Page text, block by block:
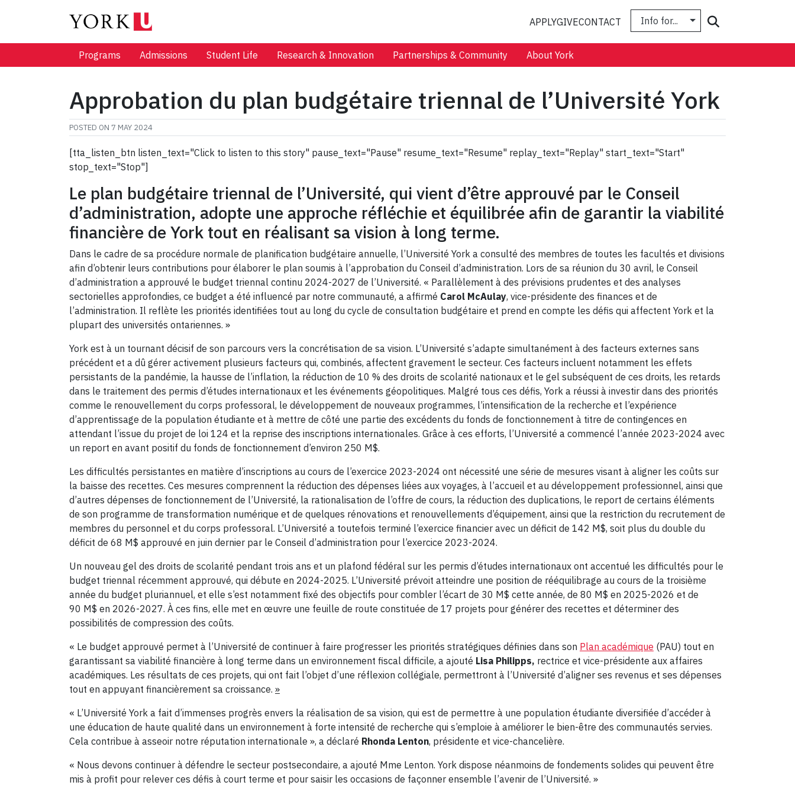
APPLYGIVECONTACT Info for...
Programs Admissions Student Life Research & Innovation Partnerships & Community About York
Approbation du plan budgétaire triennal de l’Université York
POSTED ON 7 MAY 2024
[tta_listen_btn listen_text="Click to listen to this story" pause_text="Pause" resume_text="Resume" replay_text="Replay" start_text="Start"
stop_text="Stop"]
Le plan budgétaire triennal de l’Université, qui vient d’être approuvé par le Conseil
d’administration, adopte une approche réfléchie et équilibrée afin de garantir la viabilité
financière de York tout en réalisant sa vision à long terme.
Dans le cadre de sa procédure normale de planification budgétaire annuelle, l’Université York a consulté des membres de toutes les facultés et divisions
afin d’obtenir leurs contributions pour élaborer le plan soumis à l’approbation du Conseil d’administration. Lors de sa réunion du 30 avril, le Conseil
d’administration a approuvé le budget triennal continu 2024-2027 de l’Université. « Parallèlement à des prévisions prudentes et des analyses
sectorielles approfondies, ce budget a été influencé par notre communauté, a affirmé Carol McAulay, vice-présidente des finances et de
l’administration. Il reflète les priorités identifiées tout au long du cycle de consultation budgétaire et prend en compte les défis qui affectent York et la
plupart des universités ontariennes. »
York est à un tournant décisif de son parcours vers la concrétisation de sa vision. L’Université s’adapte simultanément à des facteurs externes sans
précédent et a dû gérer activement plusieurs facteurs qui, combinés, affectent gravement le secteur. Ces facteurs incluent notamment les effets
persistants de la pandémie, la hausse de l’inflation, la réduction de 10 % des droits de scolarité nationaux et le gel subséquent de ces droits, les retards
dans le traitement des permis d’études internationaux et les événements géopolitiques. Malgré tous ces défis, York a réussi à investir dans des priorités
comme le renouvellement du corps professoral, le développement de nouveaux programmes, l’intensification de la recherche et l’expérience
d’apprentissage de la population étudiante et à mettre de côté une partie des excédents du fonds de fonctionnement à titre de contingences en
attendant l’issue du projet de loi 124 et la reprise des inscriptions internationales. Grâce à ces efforts, l’Université a commencé l’année 2023-2024 avec
un report en avant positif du fonds de fonctionnement d’environ 250 M$.
Les difficultés persistantes en matière d’inscriptions au cours de l’exercice 2023-2024 ont nécessité une série de mesures visant à aligner les coûts sur
la baisse des recettes. Ces mesures comprennent la réduction des dépenses liées aux voyages, à l’accueil et au développement professionnel, ainsi que
d’autres dépenses de fonctionnement de l’Université, la rationalisation de l’offre de cours, la réduction des duplications, le report de certains éléments
de son programme de transformation numérique et de quelques rénovations et renouvellements d’équipement, ainsi que la restriction du recrutement de
membres du personnel et du corps professoral. L’Université a toutefois terminé l’exercice financier avec un déficit de 142 M$, soit plus du double du
déficit de 68 M$ approuvé en juin dernier par le Conseil d’administration pour l’exercice 2023-2024.
Un nouveau gel des droits de scolarité pendant trois ans et un plafond fédéral sur les permis d’études internationaux ont accentué les difficultés pour le
budget triennal récemment approuvé, qui débute en 2024-2025. L’Université prévoit atteindre une position de rééquilibrage au cours de la troisième
année du budget pluriannuel, et elle s’est notamment fixé des objectifs pour combler l’écart de 30 M$ cette année, de 80 M$ en 2025-2026 et de
90 M$ en 2026-2027. À ces fins, elle met en œuvre une feuille de route constituée de 17 projets pour générer des recettes et déterminer des
possibilités de compression des coûts.
« Le budget approuvé permet à l’Université de continuer à faire progresser les priorités stratégiques définies dans son Plan académique (PAU) tout en
garantissant sa viabilité financière à long terme dans un environnement fiscal difficile, a ajouté Lisa Philipps, rectrice et vice-présidente aux affaires
académiques. Les résultats de ces projets, qui ont fait l’objet d’une réflexion collégiale, permettront à l’Université d’aligner ses revenus et ses dépenses
tout en appuyant financièrement sa croissance. »
« L’Université York a fait d’immenses progrès envers la réalisation de sa vision, qui est de permettre à une population étudiante diversifiée d’accéder à
une éducation de haute qualité dans un environnement à forte intensité de recherche qui s’emploie à améliorer le bien-être des communautés servies.
Cela contribue à asseoir notre réputation internationale », a déclaré Rhonda Lenton, présidente et vice-chancelière.
« Nous devons continuer à défendre le secteur postsecondaire, a ajouté Mme Lenton. York dispose néanmoins de fondements solides qui peuvent être
mis à profit pour relever ces défis à court terme et pour saisir les occasions de façonner ensemble l’avenir de l’Université. »